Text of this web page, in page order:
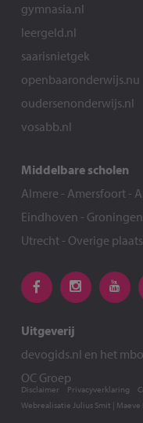
gymnasia.nl
leergeld.nl
saarisnietgek
openbaaronderwijs.nu
oudersenonderwijs.nl
vosabb.nl
Middelbare scholen
Almere - Amersfoort-
Eindhoven - Groningen
Utrecht- Overige
Uitgeverij
devogids.nl en het
OC Groep
Webrealisatie Julius Smit | Maeve
Disclaimer Privacyverklaring